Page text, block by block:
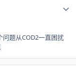
问题从COD2一直困扰